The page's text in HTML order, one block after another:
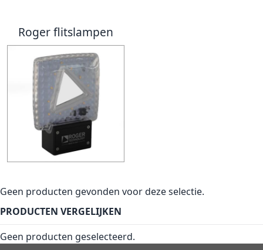
Roger flitslampen
Geen producten gevonden voor deze selectie.
PRODUCTEN VERGELIJKEN
Geen producten geselecteerd.